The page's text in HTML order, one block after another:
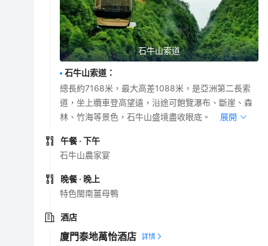
石牛山索道
石牛山索道 ：
總長約7168米，最大高差1088米，是亞洲第二長索
道，坐上纜車登高望遠，沿途可飽覽瀑布、斷崖、森
林、竹海等景色，石牛山盛境盡收眼底。
展開
午餐 · 下午
石牛山農家宴
晚餐 · 晚上
特色閩南薑母鴨
酒店
廈門泰地萬怡酒店